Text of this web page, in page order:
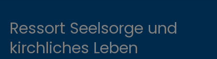
Ressort Seelsorge und
kirchliches Leben